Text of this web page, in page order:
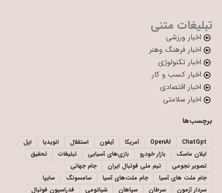
تبلیغات متنی
اخبار ورزشی
اخبار فرهنگ وهنر
اخبار تکنولوژی
اخبار کسب و کار
اخبار اقتصادی
اخبار سلامتی
برچسب‌ها
ChatGpt
OpenAI آمریکا آیفون استقلال انویدیا
اپل
ایلان ماسک
بازار خودرو بازی‌های آسیایی تبلیغات
تحقیق
تصویر نجومی
تیم ملی فوتبال ایران
جام جهانی
جام ملت های آسیا
جام ملت‌های آسیا سامسونگ
سایپا
سردار آزمون
سرطان سپاهان شیائومی فدراسیون فوتبال